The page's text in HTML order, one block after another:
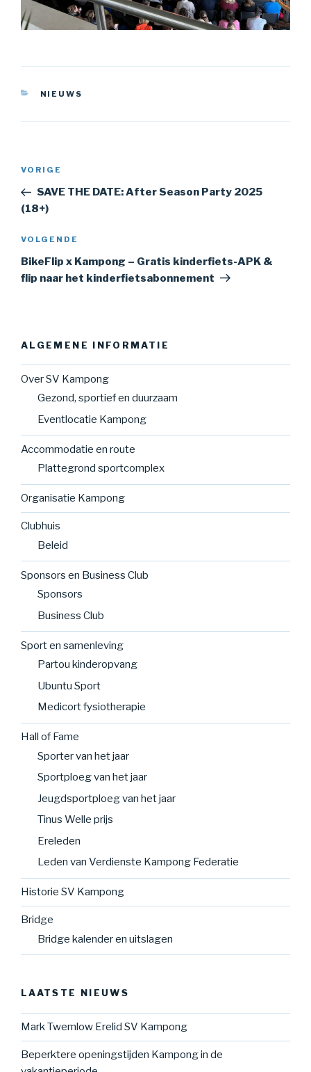
CATEGORIEËN
NIEUWS
Vorig
bericht
VORIGE
SAVE THE DATE: After Season Party 2025
(18+)
Volgend
bericht
VOLGENDE
BikeFlip x Kampong – Gratis kinderfiets-APK &
flip naar het kinderfietsabonnement
ALGEMENE INFORMATIE
Over SV Kampong
Gezond, sportief en duurzaam
Eventlocatie Kampong
Accommodatie en route
Plattegrond sportcomplex
Organisatie Kampong
Clubhuis
Beleid
Sponsors en Business Club
Sponsors
Business Club
Sport en samenleving
Partou kinderopvang
Ubuntu Sport
Medicort fysiotherapie
Hall of Fame
Sporter van het jaar
Sportploeg van het jaar
Jeugdsportploeg van het jaar
Tinus Welle prijs
Ereleden
Leden van Verdienste Kampong Federatie
Historie SV Kampong
Bridge
Bridge kalender en uitslagen
LAATSTE NIEUWS
Mark Twemlow Erelid SV Kampong
Beperktere openingstijden Kampong in de